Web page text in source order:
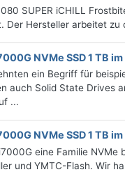
SUPER iCHILL
Der Hersteller arbeitet
NVMe SSD 1 TB
ein Begriff für
auch Solid State Drives
...
NVMe SSD 1 TB
eine Familie NVMe
und YMTC-Flash. Wir